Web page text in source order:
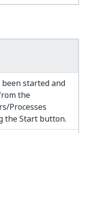
started and
the
Processes
the Start button.